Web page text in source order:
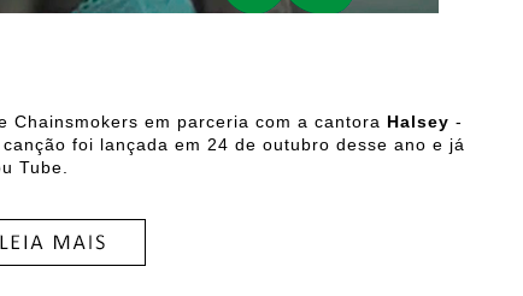
Chainsmokers em parceria com a cantora Halsey -
canção foi lançada em 24 de outubro desse ano e já
Tube.